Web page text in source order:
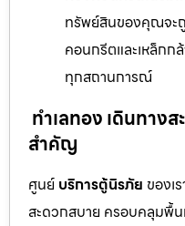
ทรัพย์สินของคุณจะ
คอนกรีตและเหล็กก
ทุกสถานการณ์
ทำเลทอง เดินทาง
สำคัญ
ศูนย์ บริการตู้นิรภัย ของเ
สะดวกสบาย ครอบคลุมพื้